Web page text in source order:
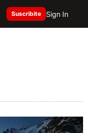
Suscribite Sign In